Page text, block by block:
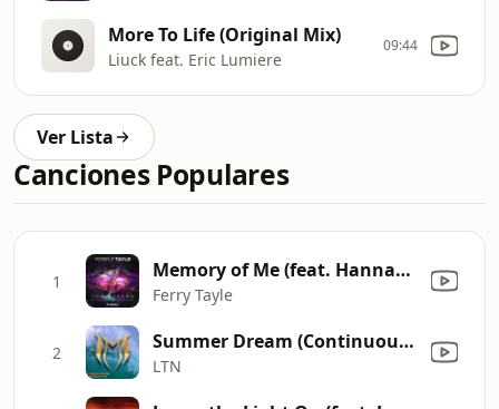
More To Life (Original Mix)
Liuck feat. Eric Lumiere
09:44
Ver Lista
Canciones Populares
1 Memory of Me (feat. Hannah Ray) [Willem de Roo & Adam Szabo Radio Mix]
Ferry Tayle
2 Summer Dream (Continuous Mix)
LTN